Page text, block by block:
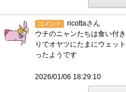
コメント
ricottaさん
ウチのニャンたちは食い付
りでオヤツにたまにウェッ
ったようです
2026/01/06 18:29:10